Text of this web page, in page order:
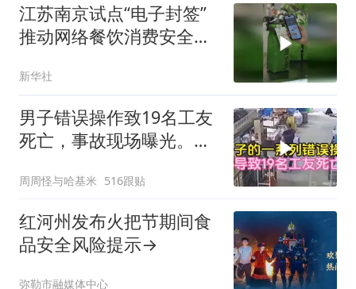
江苏南京试点“电子封签”
推动网络餐饮消费安全共
新华社
男子错误操作致19名工友
死亡，事故现场曝光。一
周周怪与哈基米 516跟贴
红河州发布火把节期间食
品安全风险提示→
弥勒市融媒体中心